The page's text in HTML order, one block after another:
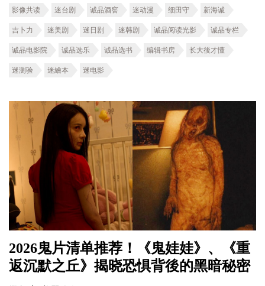
影像共读 迷台剧 诚品酒窖 迷动漫 细田守 新海诚
吉卜力 迷美剧 迷日剧 迷韩剧 诚品阅读光影 诚品专栏
诚品电影院 诚品选乐 诚品选书 编辑书房 长大後才懂
迷测验 迷繪本 迷电影
2026鬼片清单推荐！《鬼娃娃》、《重
返沉默之丘》揭晓恐惧背後的黑暗秘密